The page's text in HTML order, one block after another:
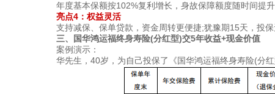
年度基本保额按102%复利增长，身故保障额度随时间提升
​​​​亮点4：权益灵活​​
支持减保、保单贷款，资金周转更便捷;犹豫期15天，投保
三、国华鸿运福终身寿险(分红型)交5年收益+现金价值
案例演示：
华先生，40岁，为自己投保了《国华鸿运福终身寿险(分